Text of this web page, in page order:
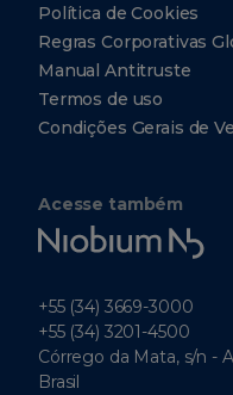
Política de Cookies
Regras Corporativas
Manual Antitruste
Termos de uso
Condições Gerais de
Acesse também
Niobium
Tech
+55 (34) 3669-3000
+55 (34) 3201-4500
Córrego da Mata, s/n -
Brasil